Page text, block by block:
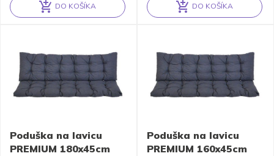
DO KOŠÍKA DO KOŠÍKA
Poduška na lavicu
PREMIUM 180x45cm
Poduška na lavicu
PREMIUM 160x45cm